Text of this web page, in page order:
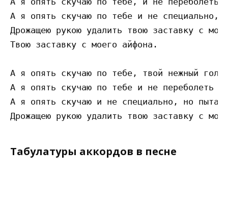
А я опять скучаю по тебе и не специально,
Дрожащею рукою удалить твою заставку с
Твою заставку с моего айфона.
А я опять скучаю по тебе, твой нежный
А я опять скучаю по тебе и не переболеть
А я опять скучаю и не специально, но
Табулатуры аккордов в песне